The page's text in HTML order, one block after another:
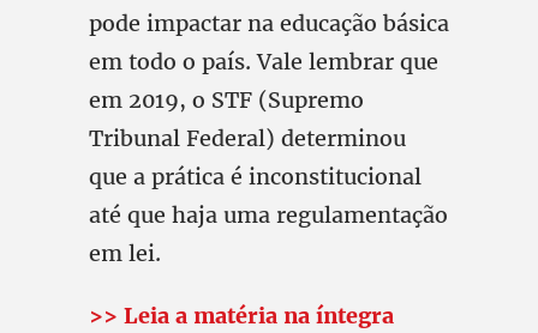
pode impactar na educação básica
em todo o país. Vale lembrar que
em 2019, o STF (Supremo
Tribunal Federal) determinou
que a prática é inconstitucional
até que haja uma regulamentação
em lei.
>> Leia a matéria na íntegra